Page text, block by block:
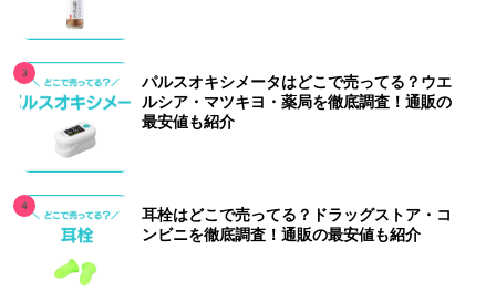
パルスオキシメータはどこで売ってる？ウエ
ルシア・マツキヨ・薬局を徹底調査！通販の
最安値も紹介
耳栓はどこで売ってる？ドラッグストア・コ
ンビニを徹底調査！通販の最安値も紹介